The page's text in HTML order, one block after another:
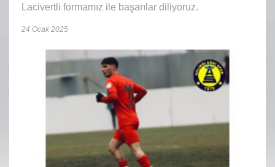
Lacivertli formamız ile başarılar diliyoruz.
24 Ocak 2025